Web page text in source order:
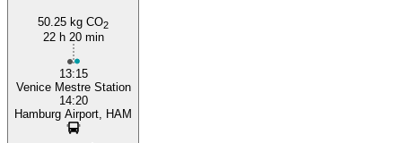
50.25 kg CO2
22 h 20 min
13:15
Venice Mestre Station
14:20
Hamburg Airport, HAM